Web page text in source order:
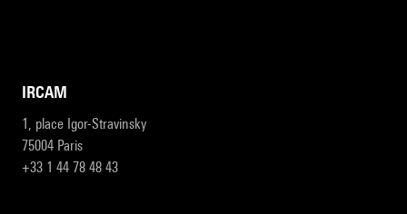
IRCAM
1, place Igor-Stravinsky
75004 Paris
+33 1 44 78 48 43